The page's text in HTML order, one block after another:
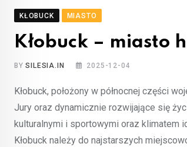
KŁOBUCK MIASTO
Kłobuck – miasto
BYSILESIA.IN 2025-12-04
Kłobuck, położony w północnej części
Jury oraz dynamicznie rozwijające się
kulturalnymi i sportowymi oraz
Kłobuck należy do najstarszych